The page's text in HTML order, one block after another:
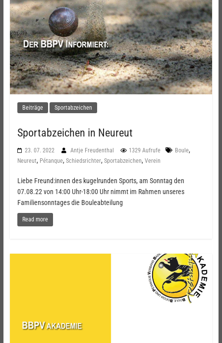
Beiträge Sportabzeichen
Sportabzeichen in Neureut
23. 07. 2022 Antje Freudenthal 1329 Aufrufe Boule,
Neureut, Pétanque, Schiedsrichter, Sportabzeichen, Verein
Liebe Freund:innen des kugelrunden Sports, am Sonntag den
07.08.22 von 14:00 Uhr-18:00 Uhr nimmt im Rahmen unseres
Familiensonntages die Bouleabteilung
Read more